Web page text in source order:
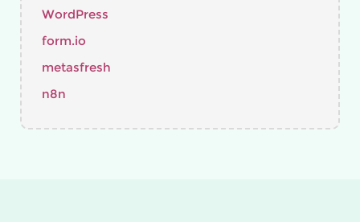
WordPress
form.io
metasfresh
n8n